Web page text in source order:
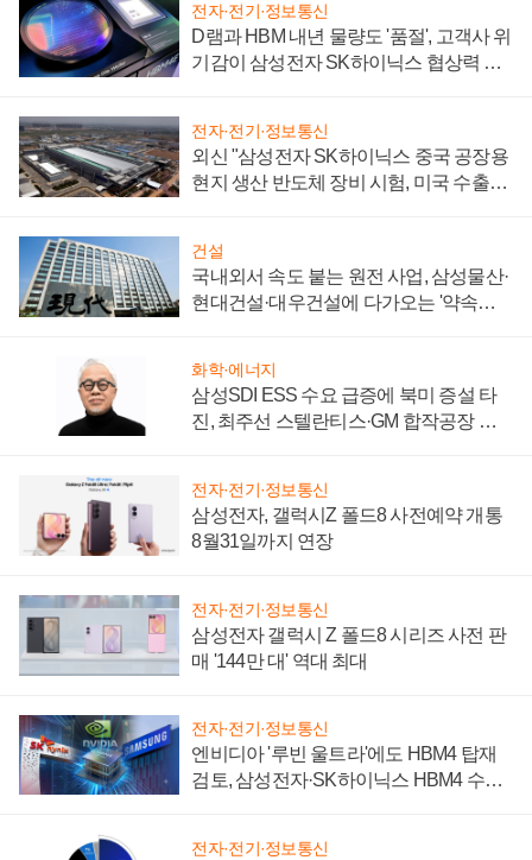
전자·전기·정보통신
D램과 HBM 내년 물량도 '품절', 고객사 위
기감이 삼성전자 SK하이닉스 협상력 더
전자·전기·정보통신
외신 "삼성전자 SK하이닉스 중국 공장용
현지 생산 반도체 장비 시험, 미국 수출통
건설
국내외서 속도 붙는 원전 사업, 삼성물산·
현대건설·대우건설에 다가오는 '약속의
화학·에너지
삼성SDI ESS 수요 급증에 북미 증설 타
진, 최주선 스텔란티스·GM 합작공장 건
전자·전기·정보통신
삼성전자, 갤럭시Z 폴드8 사전예약 개통
8월31일까지 연장
전자·전기·정보통신
삼성전자 갤럭시 Z 폴드8 시리즈 사전 판
매 '144만 대' 역대 최대
전자·전기·정보통신
엔비디아 '루빈 울트라'에도 HBM4 탑재
검토, 삼성전자·SK하이닉스 HBM4 수율
전자·전기·정보통신